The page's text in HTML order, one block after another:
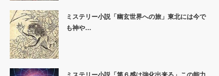
ミステリー小説「幽玄世界への旅」東北には今で
も神や…